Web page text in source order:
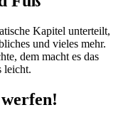
Kapitel unterteilt,
und vieles mehr.
dem macht es das
leicht.